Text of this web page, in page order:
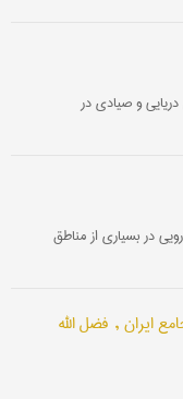
و صیادی در
در بسیاری از مناطق
ایران , فضل الله